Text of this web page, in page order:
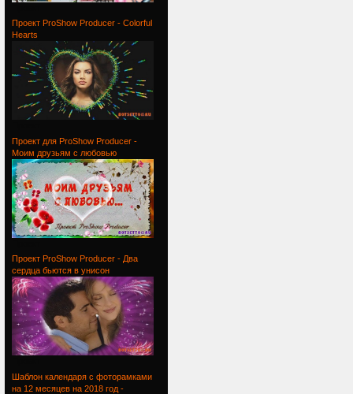
Проект ProShow Producer - Colorful
Hearts
Проект для ProShow Producer -
Моим друзьям с любовью
Проект ProShow Producer - Два
сердца бьются в унисон
Шаблон календаря с фоторамками
на 12 месяцев на 2018 год -